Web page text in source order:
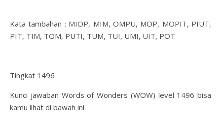
Kata tambahan : MIOP, MIM, OMPU, MOP, MOPIT, PIUT,
PIT, TIM, TOM, PUTI, TUM, TUI, UMI, UIT, POT
Tingkat 1496
Kunci jawaban Words of Wonders (WOW) level 1496 bisa
kamu lihat di bawah ini.